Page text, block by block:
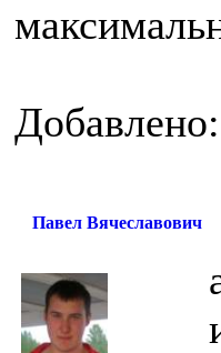
Павел Вячеславович